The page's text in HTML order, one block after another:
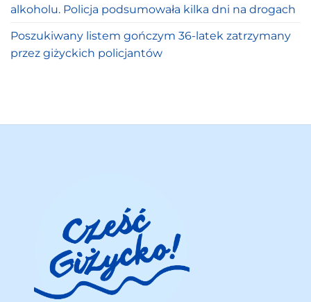
alkoholu. Policja podsumowała kilka dni na drogach
Poszukiwany listem gończym 36-latek zatrzymany
przez giżyckich policjantów